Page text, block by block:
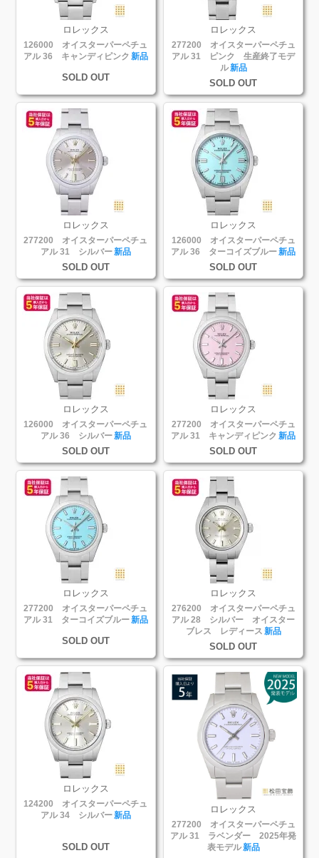
ロレックス
126000 オイスターパーペチュ
アル 36 キャンディピンク 新品
SOLD OUT
ロレックス
277200 オイスターパーペチュ
アル 31 ピンク 生産終了モデ
ル新品
SOLD OUT
ロレックス
277200 オイスターパーペチュ
アル 31 シルバー新品
SOLD OUT
ロレックス
126000 オイスターパーペチュ
アル 36 ターコイズブルー新品
SOLD OUT
ロレックス
126000 オイスターパーペチュ
アル 36 シルバー新品
SOLD OUT
ロレックス
277200 オイスターパーペチュ
アル 31 キャンディピンク 新品
SOLD OUT
ロレックス
277200 オイスターパーペチュ
アル 31 ターコイズブルー新品
SOLD OUT
ロレックス
276200 オイスターパーペチュ
アル 28 シルバー オイスター
ブレス レディース 新品
SOLD OUT
ロレックス
124200 オイスターパーペチュ
アル 34 シルバー新品
SOLD OUT
ロレックス
277200 オイスターパーペチュ
アル 31 ラベンダー 2025年発
表モデル新品